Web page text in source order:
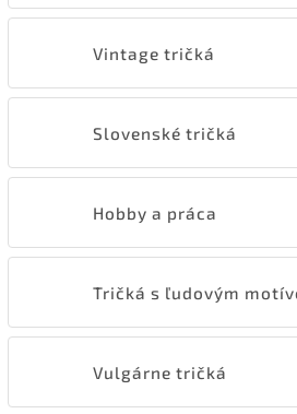
Vintage tričká
Slovenské tričká
Hobby a práca
Tričká s ľudovým
Vulgárne tričká